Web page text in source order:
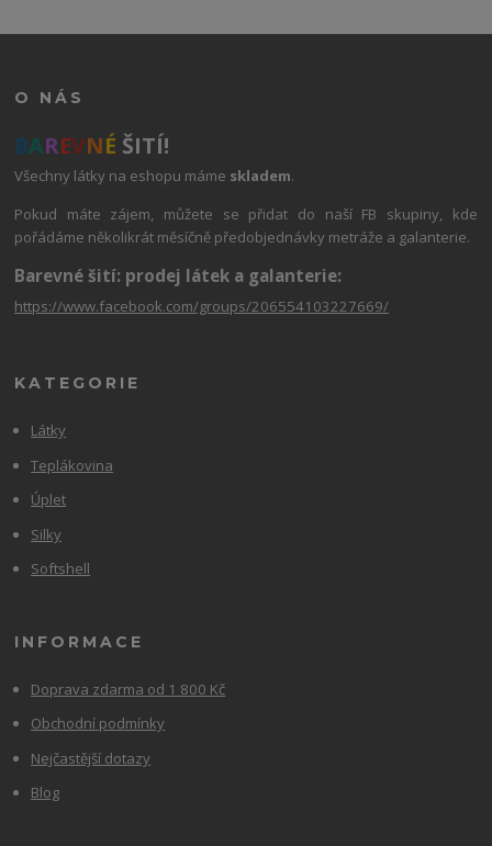
O NÁS
BAREVNÉ ŠITÍ!
Všechny látky na eshopu máme skladem.
Pokud máte zájem, můžete se přidat do naší FB skupiny, kde
pořádáme několikrát měsíčně předobjednávky metráže a galanterie.
Barevné šití: prodej látek a galanterie:
https://www.facebook.com/groups/206554103227669/
KATEGORIE
Látky
Teplákovina
Úplet
Silky
Softshell
INFORMACE
Doprava zdarma od 1 800 Kč
Obchodní podmínky
Nejčastější dotazy
Blog